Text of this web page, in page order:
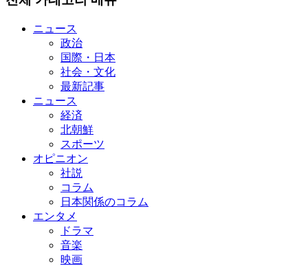
ニュース
政治
国際・日本
社会・文化
最新記事
ニュース
経済
北朝鮮
スポーツ
オピニオン
社説
コラム
日本関係のコラム
エンタメ
ドラマ
音楽
映画